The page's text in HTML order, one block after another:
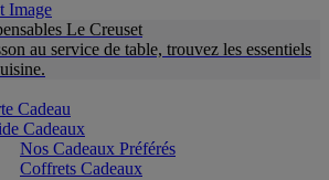
Le Creuset
au service de table, trouvez les essentiels
Cadeau
Cadeaux
Nos Cadeaux Préférés
Coffrets Cadeaux